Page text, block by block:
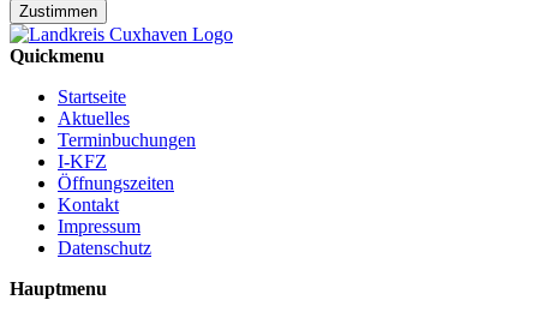
Zustimmen
Quickmenu
Startseite
Aktuelles
Terminbuchungen
I-KFZ
Öffnungszeiten
Kontakt
Impressum
Datenschutz
Hauptmenu